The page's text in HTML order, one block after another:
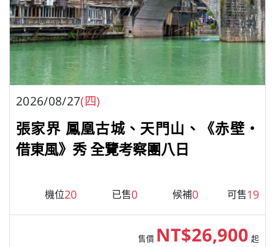
2026/08/27(四)
張家界 鳳凰古城、天門山、《赤壁・
借東風》秀 全覽考察團八日
機位20 已售0 候補0 可售19
售價 NT$26,900 起